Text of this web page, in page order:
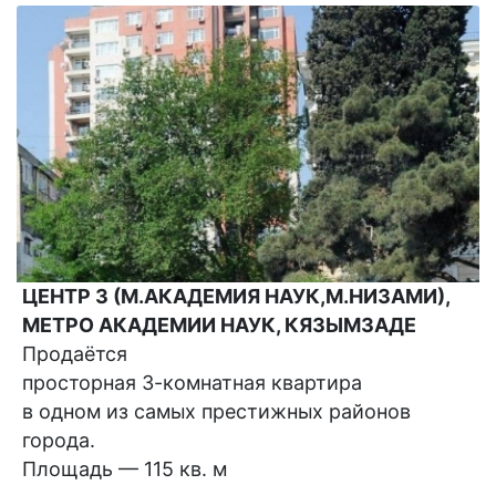
ЦЕНТР 3 (М.АКАДЕМИЯ НАУК,М.НИЗАМИ),
МЕТРО АКАДЕМИИ НАУК, КЯЗЫМЗАДЕ
Продаётся
просторная 3-комнатная квартира
в одном из самых престижных районов
города.
Площадь — 115 кв. м